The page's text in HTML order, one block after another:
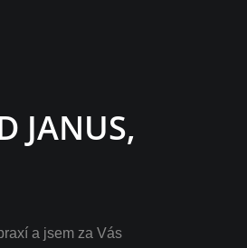
JANUS,
a jsem za Vás